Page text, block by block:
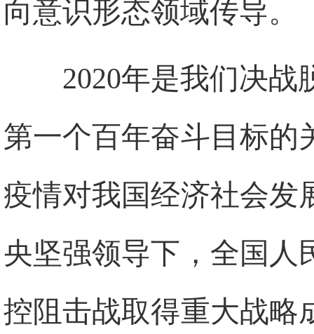
向意识形态领域传导。
2020年是我们决
第一个百年奋斗目标的
疫情对我国经济社会发
央坚强领导下，全国人
控阻击战取得重大战略